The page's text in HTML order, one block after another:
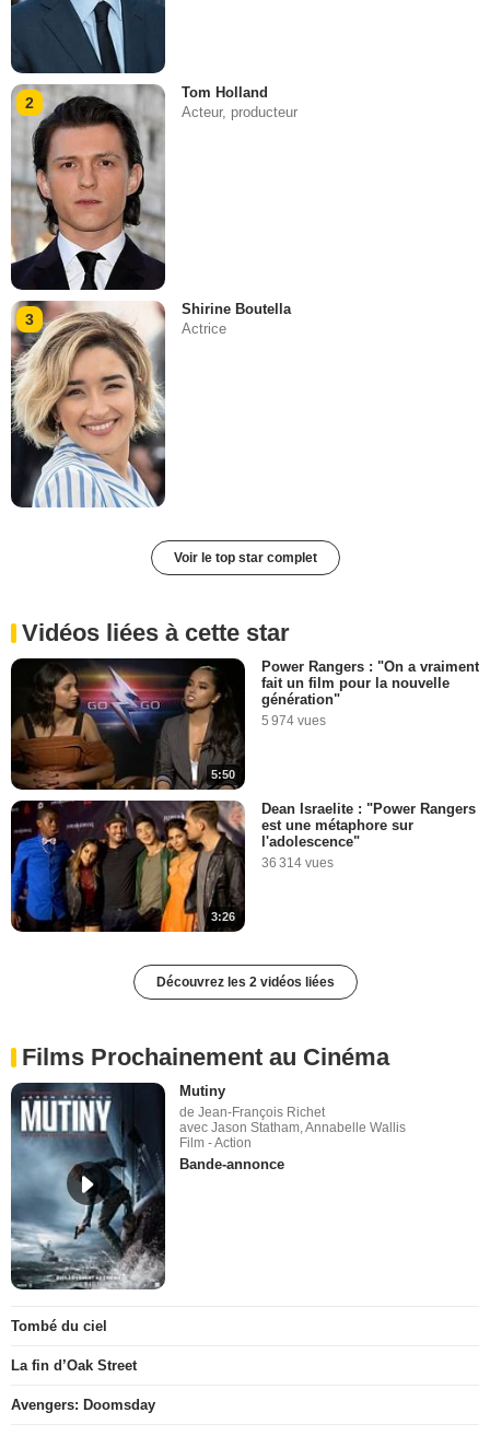
2
Tom Holland
Acteur, producteur
3
Shirine Boutella
Actrice
Voir le top star complet
Vidéos liées à cette star
5:50
Power Rangers : "On a vraiment
fait un film pour la nouvelle
génération"
5 974 vues
3:26
Dean Israelite : "Power Rangers
est une métaphore sur
l'adolescence"
36 314 vues
Découvrez les 2 vidéos liées
Films Prochainement au Cinéma
Mutiny
de Jean-François Richet
avec Jason Statham, Annabelle Wallis
Film - Action
Bande-annonce
Tombé du ciel
La fin d’Oak Street
Avengers: Doomsday